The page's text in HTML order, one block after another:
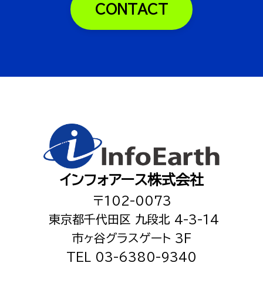
CONTACT
インフォアース株式会社
〒102-0073
東京都千代田区 九段北 4-3-14
市ヶ谷グラスゲート 3F
TEL 03-6380-9340